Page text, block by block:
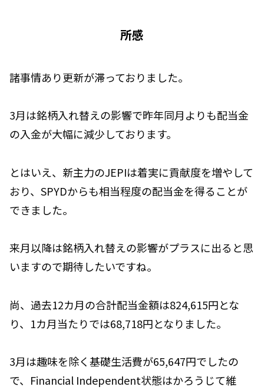
所感
諸事情あり更新が滞っておりました。
3月は銘柄入れ替えの影響で昨年同月よりも配当金
の入金が大幅に減少しております。
とはいえ、新主力のJEPIは着実に貢献度を増やして
おり、SPYDからも相当程度の配当金を得ることが
できました。
来月以降は銘柄入れ替えの影響がプラスに出ると思
いますので期待したいですね。
尚、過去12カ月の合計配当金額は824,615円とな
り、1カ月当たりでは68,718円となりました。
3月は趣味を除く基礎生活費が65,647円でしたの
で、Financial Independent状態はかろうじて維